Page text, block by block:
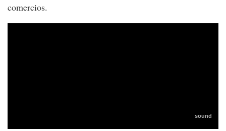
comercios.